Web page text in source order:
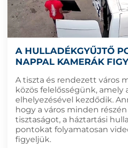
A HULLADÉKGYŰJTŐ
NAPPAL KAMERÁK
A tiszta és rendezett város
közös felelősségünk, amely
elhelyezésével kezdődik.
hogy a város minden
tisztaságot, a háztartási
pontokat folyamatosan
figyeljük.